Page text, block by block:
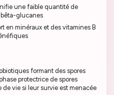
une faible quantité de
glucanes
en minéraux et des vitamines B
formant des spores
protectrice de spores
vie si leur survie est menacée